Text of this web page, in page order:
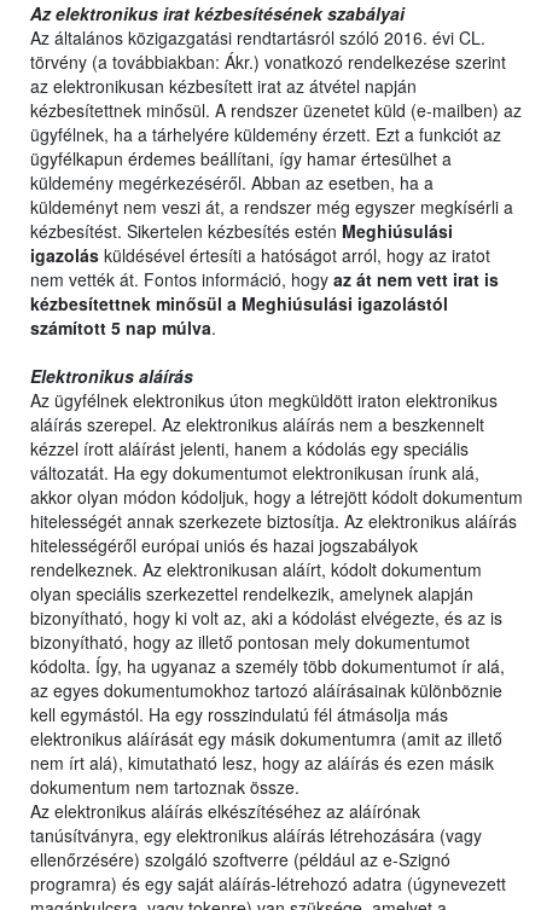
Az elektronikus irat kézbesítésének szabályai
Az általános közigazgatási rendtartásról szóló 2016. évi CL.
törvény (a továbbiakban: Ákr.) vonatkozó rendelkezése szerint
az elektronikusan kézbesített irat az átvétel napján
kézbesítettnek minősül. A rendszer üzenetet küld (e-mailben) az
ügyfélnek, ha a tárhelyére küldemény érzett. Ezt a funkciót az
ügyfélkapun érdemes beállítani, így hamar értesülhet a
küldemény megérkezéséről. Abban az esetben, ha a
küldeményt nem veszi át, a rendszer még egyszer megkísérli a
kézbesítést. Sikertelen kézbesítés estén Meghiúsulási
igazolás küldésével értesíti a hatóságot arról, hogy az iratot
nem vették át. Fontos információ, hogy az át nem vett irat is
kézbesítettnek minősül a Meghiúsulási igazolástól
számított 5 nap múlva.
Elektronikus aláírás
Az ügyfélnek elektronikus úton megküldött iraton elektronikus
aláírás szerepel. Az elektronikus aláírás nem a beszkennelt
kézzel írott aláírást jelenti, hanem a kódolás egy speciális
változatát. Ha egy dokumentumot elektronikusan írunk alá,
akkor olyan módon kódoljuk, hogy a létrejött kódolt dokumentum
hitelességét annak szerkezete biztosítja. Az elektronikus aláírás
hitelességéről európai uniós és hazai jogszabályok
rendelkeznek. Az elektronikusan aláírt, kódolt dokumentum
olyan speciális szerkezettel rendelkezik, amelynek alapján
bizonyítható, hogy ki volt az, aki a kódolást elvégezte, és az is
bizonyítható, hogy az illető pontosan mely dokumentumot
kódolta. Így, ha ugyanaz a személy több dokumentumot ír alá,
az egyes dokumentumokhoz tartozó aláírásainak különböznie
kell egymástól. Ha egy rosszindulatú fél átmásolja más
elektronikus aláírását egy másik dokumentumra (amit az illető
nem írt alá), kimutatható lesz, hogy az aláírás és ezen másik
dokumentum nem tartoznak össze.
Az elektronikus aláírás elkészítéséhez az aláírónak
tanúsítványra, egy elektronikus aláírás létrehozására (vagy
ellenőrzésére) szolgáló szoftverre (például az e-Szignó
programra) és egy saját aláírás-létrehozó adatra (úgynevezett